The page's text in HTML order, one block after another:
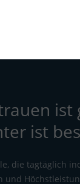
ist
ist
die tagtäglich
und